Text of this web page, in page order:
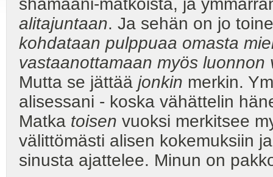
shamaani-matkoista, ja
alitajuntaan. Ja sehän on jo
kohdataan pulppuaa omasta
vastaanottamaan myös luonnon
Mutta se jättää jonkin merkin.
alisessani - koska vähättelin
Matka toisen vuoksi merkitsee
välittömästi alisen kokemuksiin
sinusta ajattelee. Minun on